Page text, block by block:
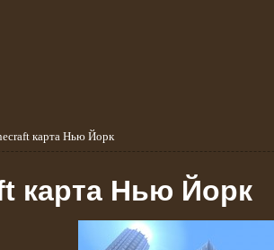
карта Нью Йорк
карта Нью Йорк